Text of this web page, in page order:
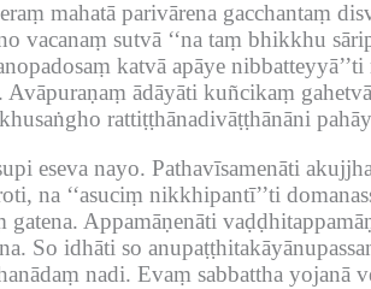
mahatā parivārena gacchantaṃ
vacanaṃ sutvā ‘‘na taṃ bhikkhu
katvā apāye
Avāpuraṇaṃ ādāyāti kuñcikaṃ
rattiṭṭhānadivāṭṭhānāni
eseva nayo. Pathavīsamenāti
na ‘‘asuciṃ nikkhipantī’’ti
gatena. Appamāṇenāti
So idhāti so
nadi. Evaṃ sabbattha yojanā